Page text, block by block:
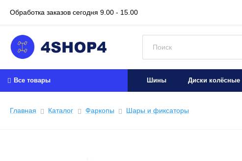
Обработка заказов сегодня 9.00 - 15.00
Все товары Шины Диски колёсные
Главная Каталог Фаркопы Шары и фиксаторы